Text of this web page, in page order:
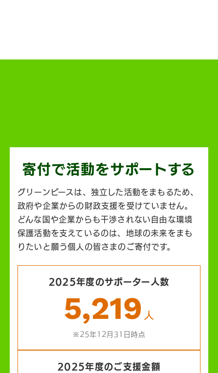
寄付で活動をサポートする
グリーンピースは、独立した活動をまもるため、
政府や企業からの財政支援を受けていません。
どんな国や企業からも干渉されない自由な環境
保護活動を支えているのは、地球の未来をまも
りたいと願う個人の皆さまのご寄付です。
2025年度のサポーター人数
5,219 人
※25年12月31日時点
2025年度のご支援金額